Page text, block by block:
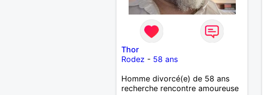
Thor
Rodez - 58 ans
Homme divorcé(e) de 58 ans
recherche rencontre amoureuse